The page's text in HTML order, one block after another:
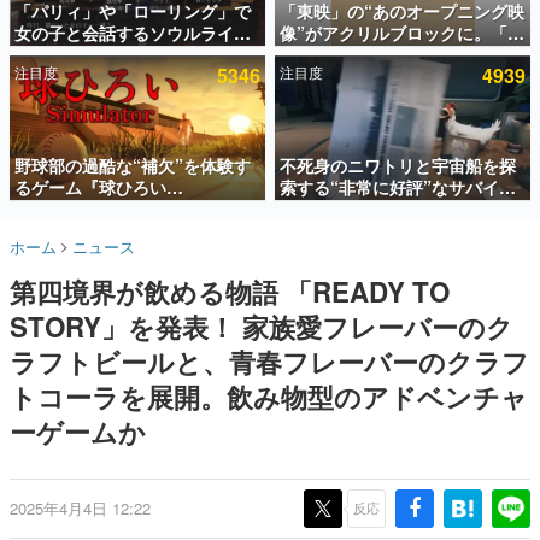
インタビュー
連載・特集一覧
殿堂入り記事
SNS拡散数が数千以上！ ページビュー数万以上！ などな
ど。多くの人々に読まれた、電ファミ渾身の“殿堂入り”記
事をまとめました。
名作ゲームクリエイターの方々に製作時のエピソードをお
きます。
赫本
この物語を解いてはいけない。『赫本』は、〈試験問題〉
の形をした短編ホラー小説集です。
新世代に訊く
これからのデジタルゲーム市場を担う若きクリエイター達
ゲーム世代の作家たち
「パリィ」や「ローリング」で
女の子と会話するソウルライク
恋愛ゲーム『小早川さんはソウ
ルライク』無料公開。返事に失
敗すると「YOU DIED」
「東映」の“あのオープニング映
像”がアクリルブロックに。「東
映ヒストリカル グッズコレクシ
ョン」が8月下旬より発売
注目度 5346
野球部の過酷な“補欠”を体験す
るゲーム『球ひろい
Simulator』が「1件」のウィッ
対応しSNSで話題に。『キング
ダム・カム』開発元やチェコの
プロ野球選手から称賛の声
注目度 4939
不死身のニワトリと宇宙船を探
索する“非常に好評”なサバイバ
ルゲーム『Breathedge』が無
ホーム ニュース
第四境界が飲める物語 「READY TO
STORY」を発表！ 家族愛フレーバーのク
ラフトビールと、青春フレーバーのクラフ
トコーラを展開。飲み物型のアドベンチャ
ーゲームか
2025年4月4日 12:22 反応